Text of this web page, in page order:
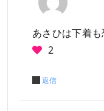
あさひは下着
2
返信